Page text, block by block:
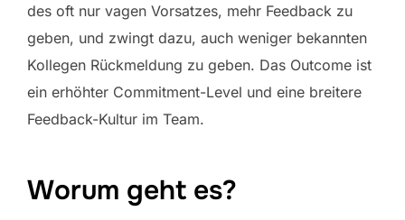
des oft nur vagen Vorsatzes, mehr Feedback zu
geben, und zwingt dazu, auch weniger bekannten
Kollegen Rückmeldung zu geben. Das Outcome ist
ein erhöhter Commitment-Level und eine breitere
Feedback-Kultur im Team.
Worum geht es?